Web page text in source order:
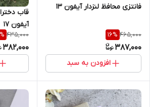
فانتزی محافظ لنزدار آیفون 13
465,000
16%
387,000
افزودن به سبد
قاب
آیفون ۱۷
435,000
%
382,000